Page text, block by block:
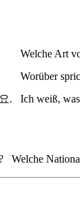
Welche Art
Worüber
. Ich weiß,
Welche